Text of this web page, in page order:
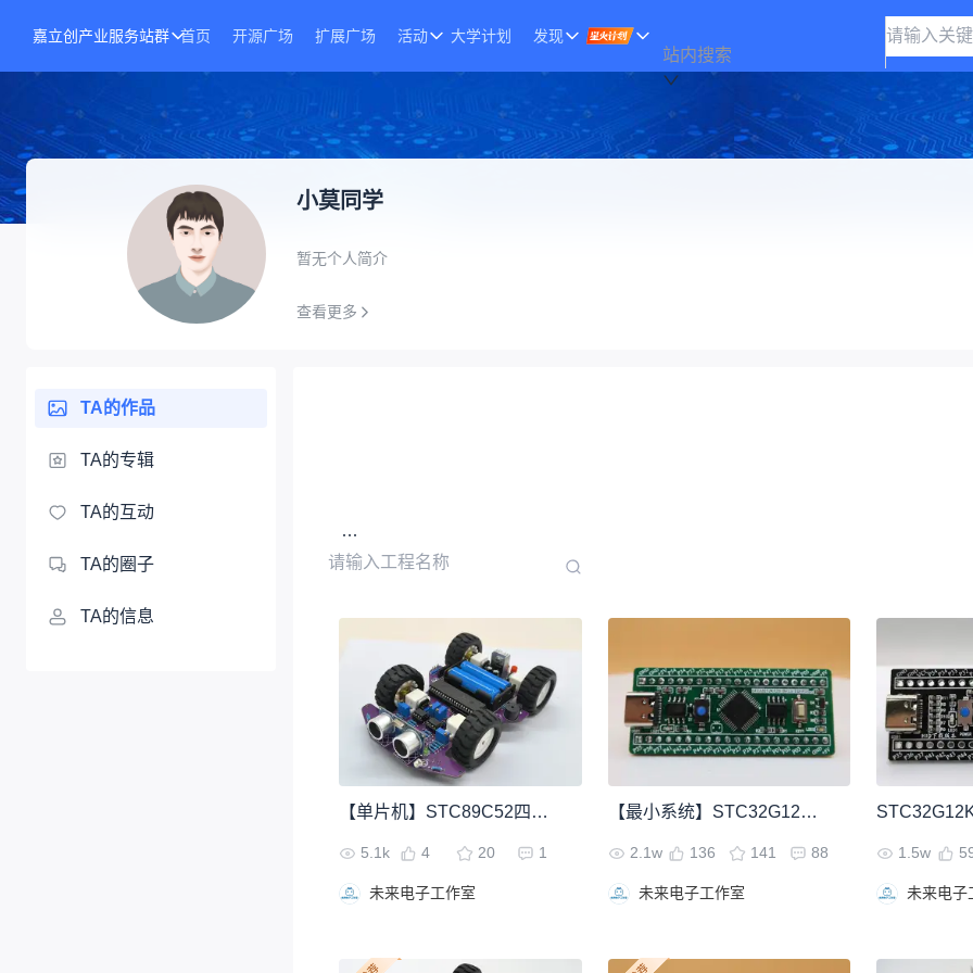
嘉立创产业服务站群 首页 开源广场 扩展广场 活动 大学计划 发现
站内搜索
小莫同学
暂无个人简介
查看更多
TA的作品
TA的专辑
TA的互动
TA的圈子
TA的信息
【单片机】STC89C52四驱智能小车设计
5.1k 4 20 1
未来电子工作室
【最小系统】STC32G12K128
2.1w 136 141 88
未来电子工作室
1.5w
未来电子